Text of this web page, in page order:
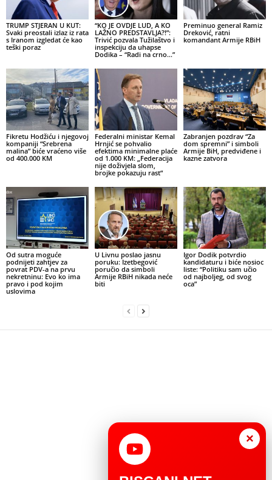
TRUMP STJERAN U KUT:
Svaki preostali izlaz iz rata
s Iranom izgledat će kao
teški poraz
“KO JE OVDJE LUD, A KO
LAŽNO PREDSTAVLJA?!”:
Trivić pozvala Tužilaštvo i
inspekciju da uhapse
Dodika – “Radi na crno…”
Preminuo general Ramiz
Dreković, ratni
komandant Armije RBiH
Fikretu Hodžiću i njegovoj
kompaniji “Srebrena
malina” biće vraćeno više
od 400.000 KM
Federalni ministar Kemal
Hrnjić se pohvalio
efektima minimalne plaće
od 1.000 KM: „Federacija
nije doživjela slom,
brojke pokazuju rast“
Zabranjen pozdrav “Za
dom spremni” i simboli
Armije BiH, predviđene i
kazne zatvora
Od sutra moguće
podnijeti zahtjev za
povrat PDV-a na prvu
nekretninu: Evo ko ima
pravo i pod kojim
uslovima
U Livnu poslao jasnu
poruku: Izetbegović
poručio da simboli
Armije RBiH nikada neće
biti
Igor Dodik potvrdio
kandidaturu i biće nosioc
liste: “Politiku sam učio
od najboljeg, od svog
oca”
×